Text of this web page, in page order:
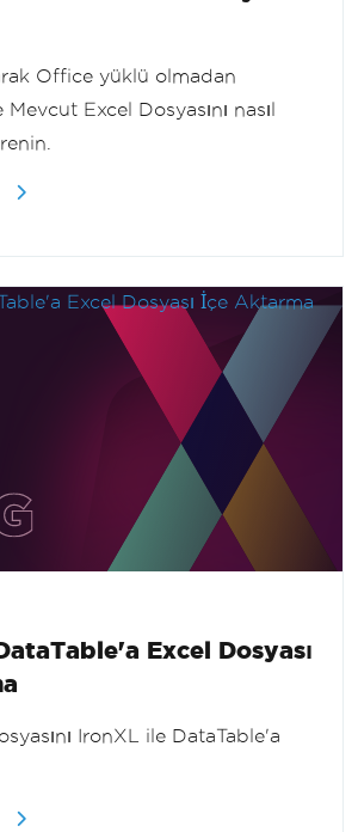
Office yüklü olmadan
Excel Dosyasını nasıl
Excel Dosyası
IronXL ile DataTable'a